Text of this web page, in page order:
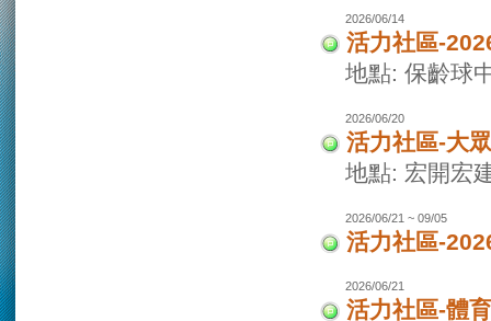
2026/06/14
活力社區-
地點: 保齡球
2026/06/20
活力社區-大
地點: 宏開宏
2026/06/21 ~ 09/05
活力社區-
2026/06/21
活力社區-體